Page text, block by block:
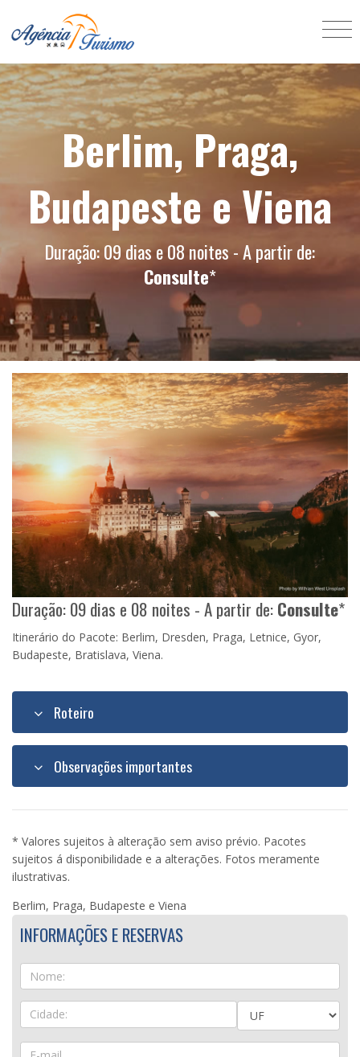
Berlim, Praga,
Budapeste e Viena
Duração: 09 dias e 08 noites - A partir de:
Consulte*
Duração: 09 dias e 08 noites - A partir de:Consulte*
Itinerário do Pacote: Berlim, Dresden, Praga, Letnice, Gyor,
Budapeste, Bratislava, Viena.
Roteiro
Observações importantes
* Valores sujeitos à alteração sem aviso prévio. Pacotes
sujeitos á disponibilidade e a alterações. Fotos meramente
ilustrativas.
Berlim, Praga, Budapeste e Viena
INFORMAÇÕES E RESERVAS